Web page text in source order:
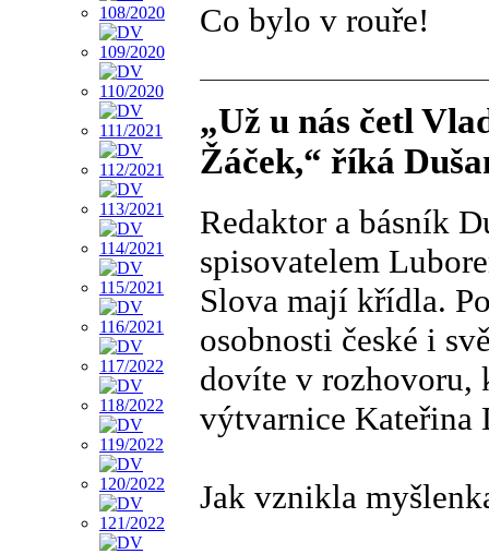
Co bylo v rouře!
„Už u nás četl
Žáček,“ říká
Redaktor a básník
spisovatelem
Slova mají křídla.
osobnosti české i
dovíte v rozhovoru,
výtvarnice Kateřina
Jak vznikla